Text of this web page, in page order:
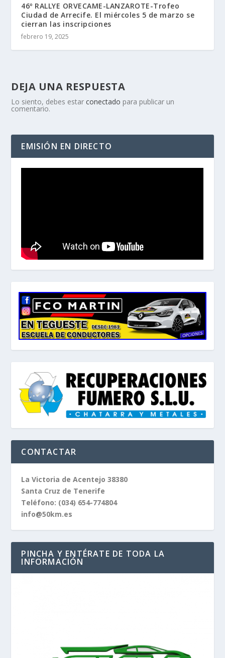
46º RALLYE ORVECAME-LANZAROTE-Trofeo
Ciudad de Arrecife. El miércoles 5 de marzo se
cierran las inscripciones
febrero 19, 2025
DEJA UNA RESPUESTA
Lo siento, debes estarconectado para publicar un
comentario.
EMISIÓN EN DIRECTO
CONTACTAR
La Victoria de Acentejo 38380
Santa Cruz de Tenerife
Teléfono: (034) 654-774804
info@50km.es
PINCHA Y ENTÉRATE DE TODA LA
INFORMACIÓN